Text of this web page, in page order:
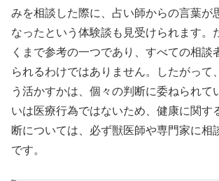
みを相談した際に、占い師からの言葉が
なったという体験談も見受けられます。
くまで参考の一つであり、すべての相談
られるわけではありません。したがって
う活かすかは、個々の判断に委ねられて
いは医療行為ではないため、健康に関す
断については、必ず獣医師や専門家に相
です。